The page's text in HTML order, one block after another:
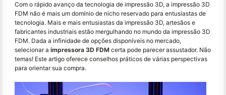
Com o rápido avanço da tecnologia de impressão 3D, a impressão 3D
FDM não é mais um domínio de nicho reservado para entusiastas de
tecnologia. Mais e mais entusiastas da impressão 3D, artesãos e
fabricantes industriais estão mergulhando no mundo da impressão 3D
FDM. Dada a infinidade de opções disponíveis no mercado,
selecionar a impressora 3D FDM certa pode parecer assustador. Não
temas! Este artigo oferece conselhos práticos de várias perspectivas
para orientar sua compra.